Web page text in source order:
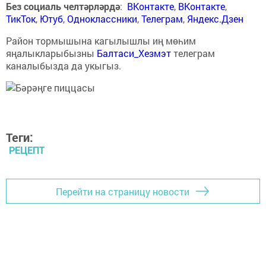
Без социаль челтәрләрдә: ВКонтакте, ВКонтакте,
ТикТок, Ютуб,Одноклассники,Телеграм, Яндекс.Дзен
Район тормышына кагылышлы иң мөһим
яңалыкларыбызны Балтаси_Хезмэттелеграм
каналыбызда да укыгыз.
Теги:
РЕЦЕПТ
Перейти на страницу новости